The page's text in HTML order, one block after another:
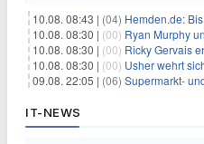
10.08. 08:43 | (04) Hemden.de: Bis zu
10.08. 08:30 | (00) Ryan Murphy unterstützt
10.08. 08:30 | (00) Ricky Gervais erklärt,
10.08. 08:30 | (00) Usher wehrt sich gegen
09.08. 22:05 | (06) Supermarkt- und
IT-NEWS